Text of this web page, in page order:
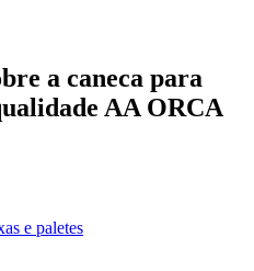
a caneca para
AA ORCA
e paletes